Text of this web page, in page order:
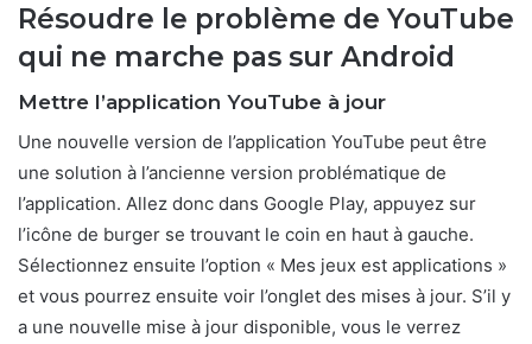
Résoudre le problème de YouTube
qui ne marche pas sur Android
Mettre l’application YouTube à jour
Une nouvelle version de l’application YouTube peut être
une solution à l’ancienne version problématique de
l’application. Allez donc dans Google Play, appuyez sur
l’icône de burger se trouvant le coin en haut à gauche.
Sélectionnez ensuite l’option « Mes jeux est applications »
et vous pourrez ensuite voir l’onglet des mises à jour. S’il y
a une nouvelle mise à jour disponible, vous le verrez